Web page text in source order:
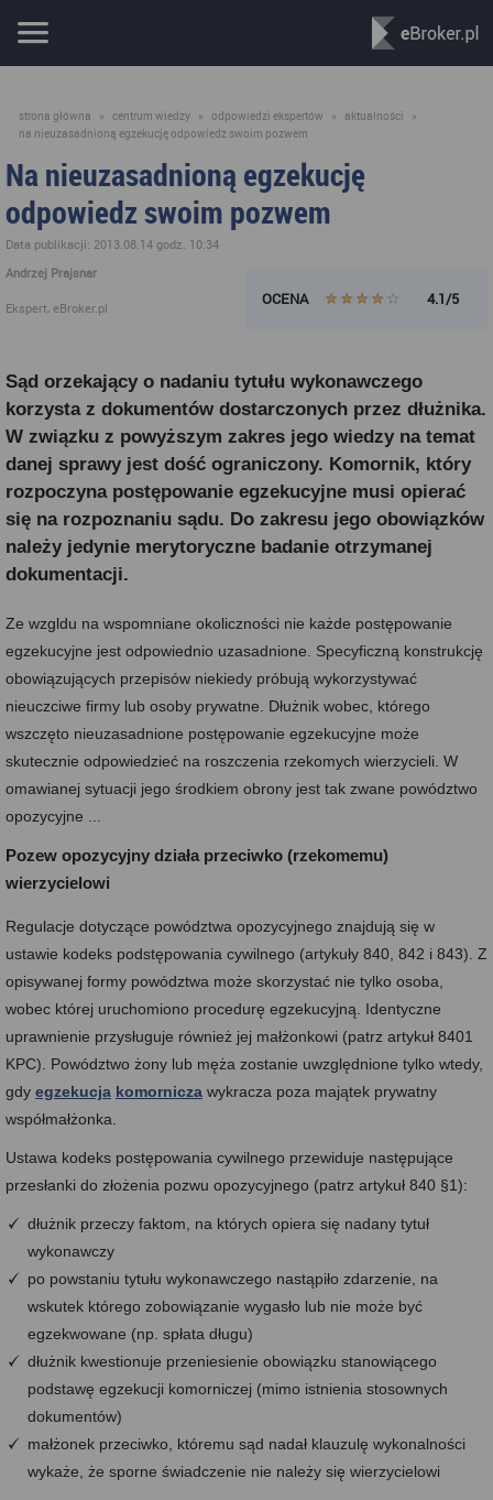
strona główna » centrum wiedzy » odpowiedzi ekspertów » aktualności
»
na nieuzasadnioną egzekucję odpowiedz swoim pozwem
Na nieuzasadnioną egzekucję
odpowiedz swoim pozwem
Data publikacji: 2013.08.14 godz. 10:34
Andrzej Prajsnar
Ekspert, eBroker.pl OCENA 4.1/5
Sąd orzekający o nadaniu tytułu wykonawczego
korzysta z dokumentów dostarczonych przez dłużnika.
W związku z powyższym zakres jego wiedzy na temat
danej sprawy jest dość ograniczony. Komornik, który
rozpoczyna postępowanie egzekucyjne musi opierać
się na rozpoznaniu sądu. Do zakresu jego obowiązków
należy jedynie merytoryczne badanie otrzymanej
dokumentacji.
Ze wzgldu na wspomniane okoliczności nie każde postępowanie
egzekucyjne jest odpowiednio uzasadnione. Specyficzną konstrukcję
obowiązujących przepisów niekiedy próbują wykorzystywać
nieuczciwe firmy lub osoby prywatne. Dłużnik wobec, którego
wszczęto nieuzasadnione postępowanie egzekucyjne może
skutecznie odpowiedzieć na roszczenia rzekomych wierzycieli. W
omawianej sytuacji jego środkiem obrony jest tak zwane powództwo
opozycyjne ...
Pozew opozycyjny działa przeciwko (rzekomemu)
wierzycielowi
Regulacje dotyczące powództwa opozycyjnego znajdują się w
ustawie kodeks podstępowania cywilnego (artykuły 840, 842 i 843). Z
opisywanej formy powództwa może skorzystać nie tylko osoba,
wobec której uruchomiono procedurę egzekucyjną. Identyczne
uprawnienie przysługuje również jej małżonkowi (patrz artykuł 8401
KPC). Powództwo żony lub męża zostanie uwzględnione tylko wtedy,
gdy egzekucja komornicza wykracza poza majątek prywatny
współmałżonka.
Ustawa kodeks postępowania cywilnego przewiduje następujące
przesłanki do złożenia pozwu opozycyjnego (patrz artykuł 840 §1):
dłużnik przeczy faktom, na których opiera się nadany tytuł
wykonawczy
po powstaniu tytułu wykonawczego nastąpiło zdarzenie, na
wskutek którego zobowiązanie wygasło lub nie może być
egzekwowane (np. spłata długu)
dłużnik kwestionuje przeniesienie obowiązku stanowiącego
podstawę egzekucji komorniczej (mimo istnienia stosownych
dokumentów)
małżonek przeciwko, któremu sąd nadał klauzulę wykonalności
wykaże, że sporne świadczenie nie należy się wierzycielowi